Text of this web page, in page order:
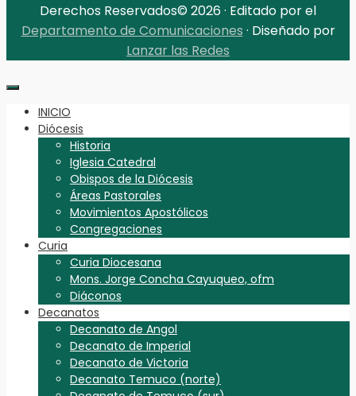
Derechos Reservados© 2026 · Editado por el
Departamento de Comunicaciones · Diseñado por
Lanzar las Redes
INICIO
Diócesis
Historia
Iglesia Catedral
Obispos de la Diócesis
Áreas Pastorales
Movimientos Apostólicos
Congregaciones
Curia
Curia Diocesana
Mons. Jorge Concha Cayuqueo, ofm
Diáconos
Decanatos
Decanato de Angol
Decanato de Imperial
Decanato de Victoria
Decanato Temuco (norte)